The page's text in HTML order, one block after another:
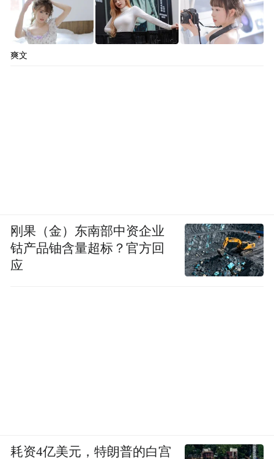
爽文
刚果（金）东南部中资企业
钴产品铀含量超标？官方回
应
耗资4亿美元，特朗普的白宫